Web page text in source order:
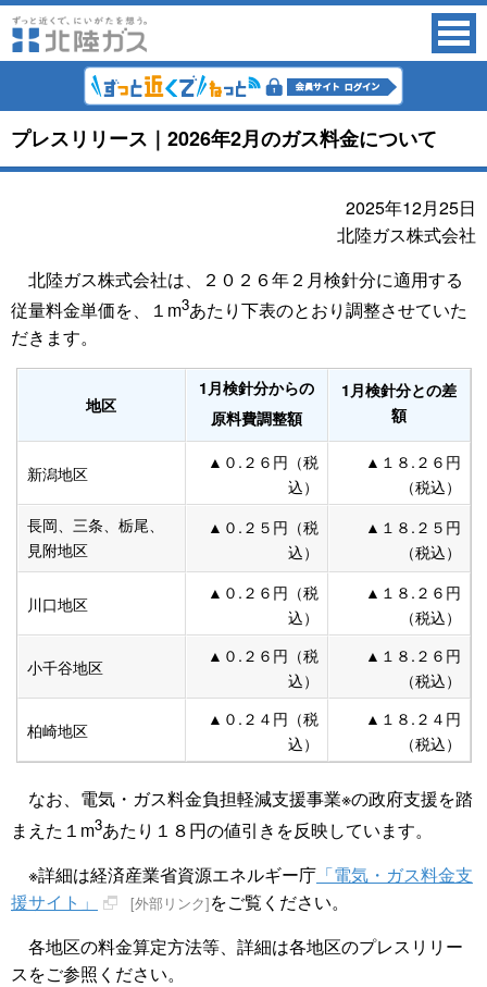
プレスリリース｜2026年2月のガス料金について
2025年12月25日
北陸ガス株式会社
北陸ガス株式会社は、２０２６年２月検針分に適用する
従量料金単価を、１m3あたり下表のとおり調整させていた
だきます。
地区
1月検針分からの
原料費調整額
1月検針分との差
額
新潟地区
▲０.２６円（税
込）
▲１８.２６円
（税込）
長岡、三条、栃尾、
見附地区
▲０.２５円 （税
込）
▲１８.２５円
（税込）
川口地区
▲０.２６円 （税
込）
▲１８.２６円
（税込）
小千谷地区
▲０.２６円 （税
込）
▲１８.２６円
（税込）
柏崎地区
▲０.２４円 （税
込）
▲１８.２４円
（税込）
なお、電気・ガス料金負担軽減支援事業※の政府支援を踏
まえた１m3あたり１８円の値引きを反映しています。
※詳細は経済産業省資源エネルギー庁 「電気・ガス料金支
援サイト」
[外部リンク]をご覧ください。
各地区の料金算定方法等、詳細は各地区のプレスリリー
スをご参照ください。